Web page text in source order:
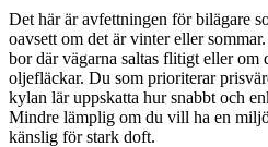
Det här är avfettningen för bilägare
oavsett om det är vinter eller
bor där vägarna saltas flitigt eller om
oljefläckar. Du som prioriterar
kylan lär uppskatta hur snabbt och
Mindre lämplig om du vill ha en
känslig för stark doft.